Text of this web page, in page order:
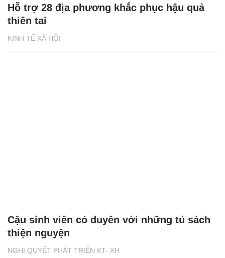
KINH TẾ XÃ HỘI
Hỗ trợ 28 địa phương khắc phục hậu quả
thiên tai
NGHỊ QUYẾT PHÁT TRIỂN KT- XH
Cậu sinh viên có duyên với những tủ sách
thiện nguyện